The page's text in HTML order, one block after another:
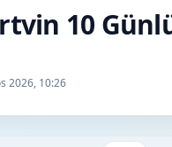
10
2026, 10:26